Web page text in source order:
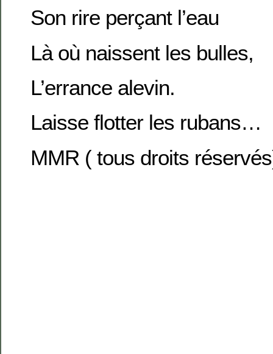
Son rire perçant l’eau
Là où naissent les bulles,
L’errance alevin.
Laisse flotter les rubans…
MMR ( tous droits